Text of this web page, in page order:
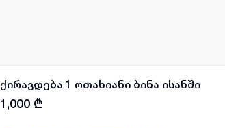
ქირავდება 1 ოთახიანი ბინა ისანში
1,000 ₾